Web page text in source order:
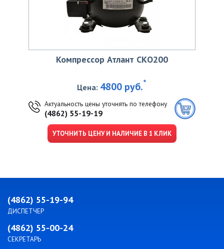
Компрессор Атлант CKО200
Цена: 4800 руб.*
Актуальность цены уточнять по телефону
(4862) 55-19-19
УТОЧНИТЬ ЦЕНУ И НАЛИЧИЕ В 1 КЛИК
(4862) 55-19-94
ДИСПЕТЧЕР
(4862) 55-00-24
СЕКРЕТАРЬ